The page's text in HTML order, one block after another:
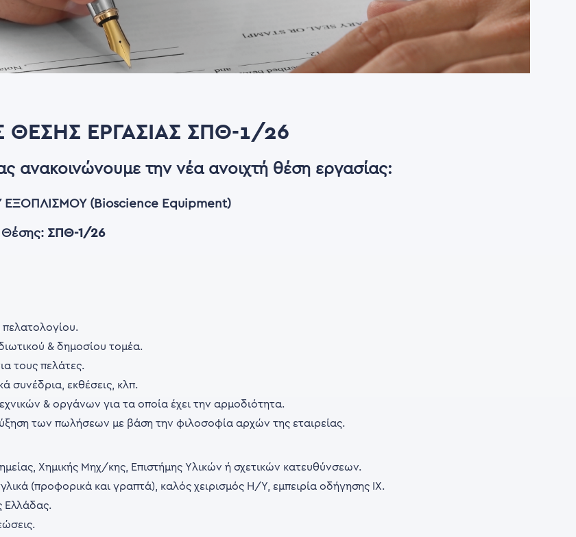
ΕΡΓΑΣΊΑΣ ΣΠΘ-1/26
ανακοινώνουμε την νέα ανοιχτή θέση εργασίας:
(Bioscience Equipment)
ΣΠΘ-1/26
& δημοσίου τομέα.
τους πελάτες.
συνέδρια, εκθέσεις, κλπ.
& οργάνων για τα οποία έχει την αρμοδιότητα.
των πωλήσεων με βάση την φιλοσοφία αρχών της εταιρείας.
Χημικής Μηχ/κης, Επιστήμης Υλικών ή σχετικών κατευθύνσεων.
(προφορικά και γραπτά), καλός χειρισμός Η/Υ, εμπειρία οδήγησης ΙΧ.
Ελλάδας.